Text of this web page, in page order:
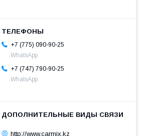
+7 (775) 090-90-25
WhatsApp
+7 (747) 790-90-25
WhatsApp
http://www.carmix.kz